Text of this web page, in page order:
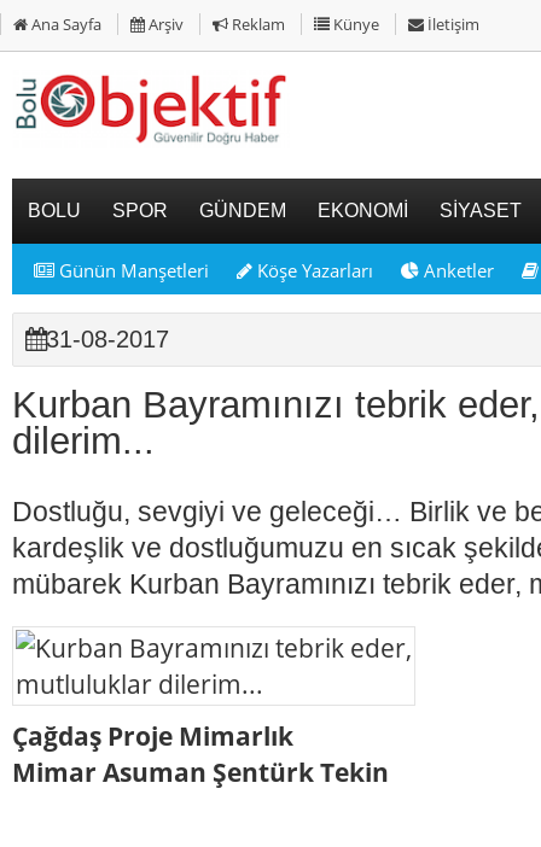
Ana Sayfa Arşiv Reklam Künye İletişim
BOLU SPOR GÜNDEM EKONOMİ SİYASET
Günün Manşetleri Köşe Yazarları Anketler
31-08-2017
Kurban Bayramınızı tebrik
dilerim...
Dostluğu, sevgiyi ve geleceği… Birlik ve
kardeşlik ve dostluğumuzu en sıcak
mübarek Kurban Bayramınızı tebrik eder,
Çağdaş Proje Mimarlık
Mimar Asuman Şentürk Tekin